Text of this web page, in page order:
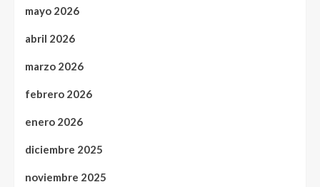
mayo 2026
abril 2026
marzo 2026
febrero 2026
enero 2026
diciembre 2025
noviembre 2025